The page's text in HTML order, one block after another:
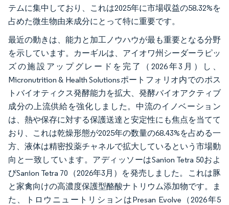
テムに集中しており、これは2025年に市場収益の58.32%を
占めた微生物由来成分にとって特に重要です。
最近の動きは、能力と加工ノウハウが最も重要となる分野
を示しています。カーギルは、アイオワ州シーダーラピッ
ズの施設アップグレードを完了（2026年3月）し、
Micronutrition & Health Solutionsポートフォリオ内でのポス
トバイオティクス発酵能力を拡大、発酵バイオアクティブ
成分の上流供給を強化しました。中流のイノベーション
は、熱や保存に対する保護送達と安定性にも焦点を当てて
おり、これは乾燥形態が2025年の数量の68.43%を占める一
方、液体は精密投薬チャネルで拡大しているという市場動
向と一致しています。アディッソーはSanion Tetra 50およ
びSanion Tetra 70（2026年3月）を発売しました。これは豚
と家禽向けの高濃度保護型酪酸ナトリウム添加物です。ま
た、トロウニュートリションはPresan Evolve（2026年5